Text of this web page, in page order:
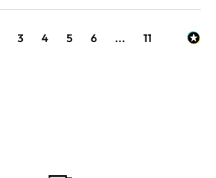
3 4 5 6 ... 11